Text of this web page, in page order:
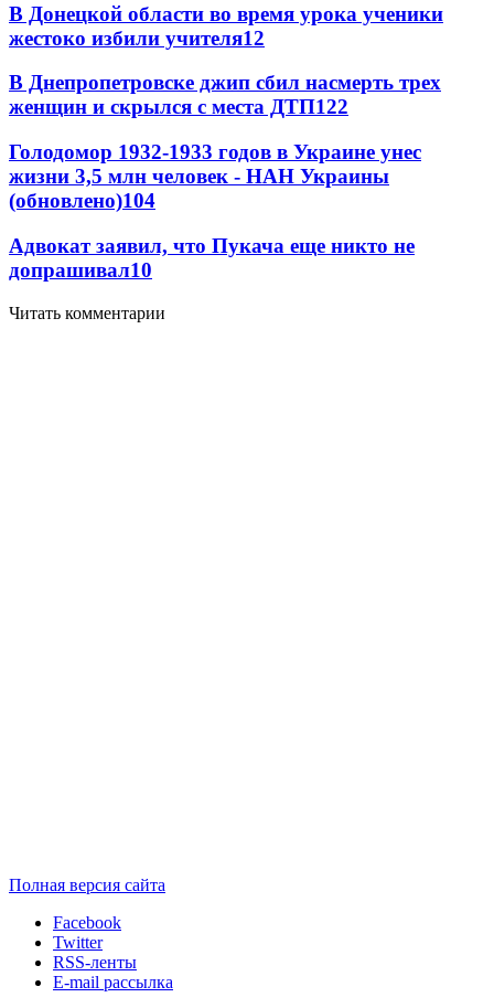
В Донецкой области во время урока ученики
жестоко избили учителя12
В Днепропетровске джип сбил насмерть трех
женщин и скрылся с места ДТП122
Голодомор 1932-1933 годов в Украине унес
жизни 3,5 млн человек - НАН Украины
(обновлено)104
Адвокат заявил, что Пукача еще никто не
допрашивал10
Читать комментарии
Полная версия сайта
Facebook
Twitter
RSS-ленты
E-mail рассылка